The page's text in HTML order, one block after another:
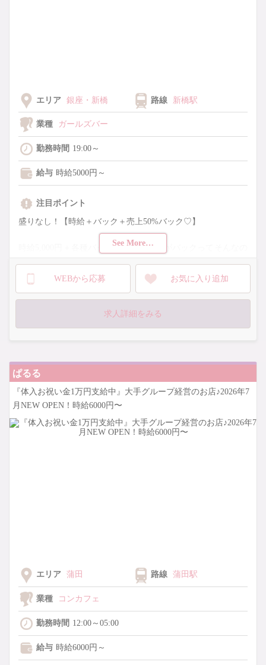
エリア 銀座・新橋 路線 新橋駅
業種 ガールズバー
勤務時間 19:00～
給与 時給5000円～
See More…
注目ポイント
盛りなし！【時給＋バック＋売上50%バック♡】
時給5,000円＋各種バック＋売上の半分がバックってそんなの
し〜っかり稼げちゃうのに
客層◎お店の雰囲気も◎
未経験さんも安心して働けるサポート体制も充実！
見学・話を聞くだけも大歓迎です！
WEBから応募 お気に入り追加
求人詳細をみる
ぱるる
『体入お祝い金1万円支給中』大手グループ経営のお店♪2026年7
月NEW OPEN！時給6000円〜
エリア 蒲田 路線 蒲田駅
業種 コンカフェ
勤務時間 12:00～05:00
給与 時給6000円～